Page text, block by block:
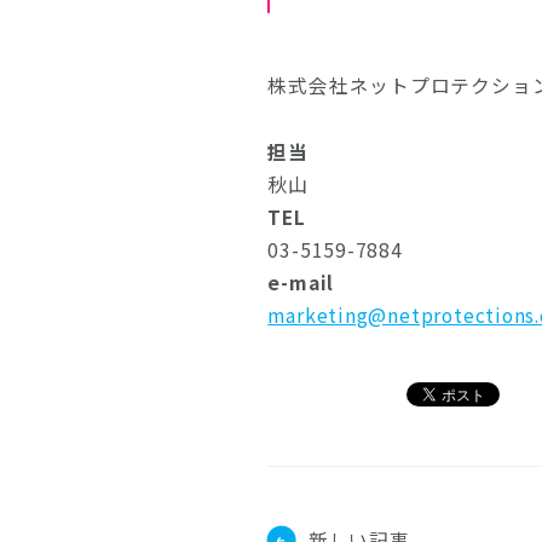
株式会社ネットプロテクショ
担当
秋山
TEL
03-5159-7884
e-mail